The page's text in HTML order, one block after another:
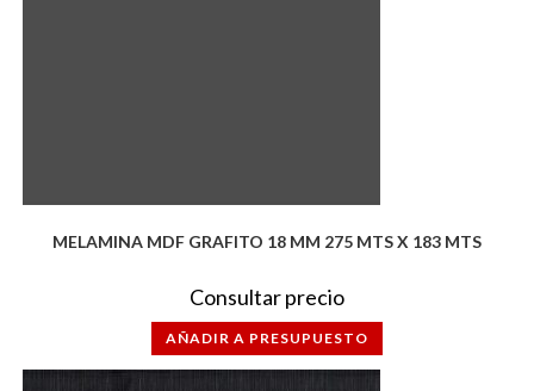
MELAMINA MDF GRAFITO 18 MM 275 MTS X 183 MTS
Consultar precio
AÑADIR A PRESUPUESTO